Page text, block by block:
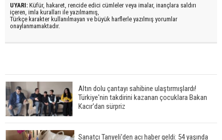
UYARI: Küfür, hakaret, rencide edici cümleler veya imalar, inançlara saldırı
içeren, imla kuralları ile yazılmamış,
Türkçe karakter kullanılmayan ve büyük harflerle yazılmış yorumlar
onaylanmamaktadır.
Altın dolu çantayı sahibine ulaştırmışlardı!
Türkiye'nin takdirini kazanan çocuklara Bakan
Kacır'dan sürpriz
Sanatçı Tanyeli'den acı haber geldi: 54 yaşında